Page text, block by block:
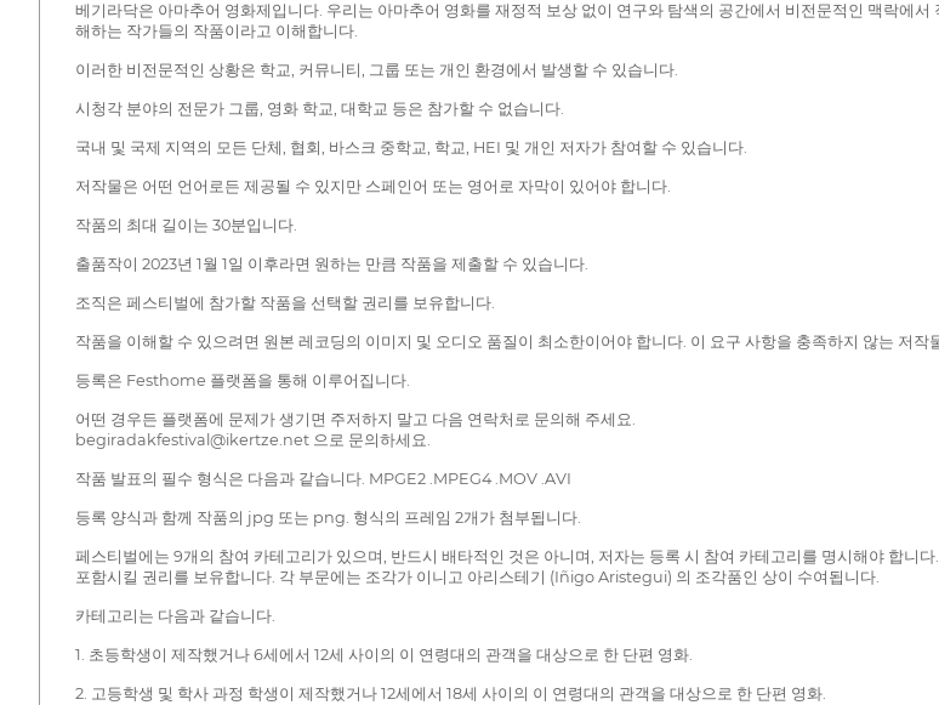
베기라닥은 아마추어 영화제입니다. 우리는 아마추어 영화를 재정적 보상 없이 연구와 탐색의 공간에서 비전문적인 맥락에
해하는 작가들의 작품이라고 이해합니다.
이러한 비전문적인 상황은 학교, 커뮤니티, 그룹 또는 개인 환경에서 발생할 수 있습니다.
시청각 분야의 전문가 그룹, 영화 학교, 대학교 등은 참가할 수 없습니다.
국내 및 국제 지역의 모든 단체, 협회, 바스크 중학교, 학교, HEI 및 개인 저자가 참여할 수 있습니다.
저작물은 어떤 언어로든 제공될 수 있지만 스페인어 또는 영어로 자막이 있어야 합니다.
작품의 최대 길이는 30분입니다.
출품작이 2023년 1월 1일 이후라면 원하는 만큼 작품을 제출할 수 있습니다.
조직은 페스티벌에 참가할 작품을 선택할 권리를 보유합니다.
작품을 이해할 수 있으려면 원본 레코딩의 이미지 및 오디오 품질이 최소한이어야 합니다. 이 요구 사항을 충족하지 않는 저작
등록은 Festhome 플랫폼을 통해 이루어집니다.
어떤 경우든 플랫폼에 문제가 생기면 주저하지 말고 다음 연락처로 문의해 주세요.
begiradakfestival@ikertze.net 으로 문의하세요.
작품 발표의 필수 형식은 다음과 같습니다. MPGE2 .MPEG4 .MOV .AVI
등록 양식과 함께 작품의 jpg 또는 png. 형식의 프레임 2개가 첨부됩니다.
페스티벌에는 9개의 참여 카테고리가 있으며, 반드시 배타적인 것은 아니며, 저자는 등록 시 참여 카테고리를 명시해야 합니
포함시킬 권리를 보유합니다. 각 부문에는 조각가 이니고 아리스테기 (Iñigo Aristegui) 의 조각품인 상이 수여됩니다.
카테고리는 다음과 같습니다.
1. 초등학생이 제작했거나 6세에서 12세 사이의 이 연령대의 관객을 대상으로 한 단편 영화.
2. 고등학생 및 학사 과정 학생이 제작했거나 12세에서 18세 사이의 이 연령대의 관객을 대상으로 한 단편 영화.